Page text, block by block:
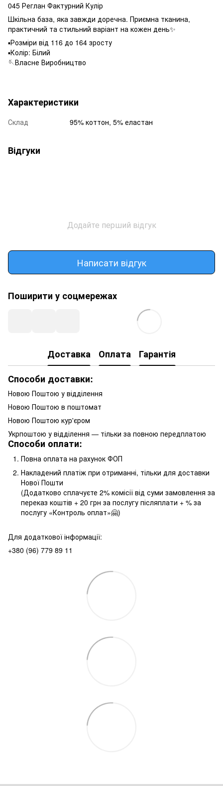
045 Реглан Фактурний Кулір
Шкільна база, яка завжди доречна. Приємна тканина,
практичний та стильний варіант на кожен день✨
▪️Розміри від 116 до 164 зросту
▪️Колір: Білий
🪡Власне Виробництво
Характеристики
Склад 95% коттон, 5% еластан
Відгуки
Додайте перший відгук
Написати відгук
Поширити у соцмережах
Доставка Оплата
Гарантія
Способи доставки:
Новою Поштою у відділення
Новою Поштою в поштомат
Новою Поштою кур'єром
Укрпоштою у відділення — тільки за повною передплатою
Способи оплати:
Повна оплата на рахунок ФОП
Накладений платіж при отриманні, тільки для доставки
Нової Пошти
(Додатково сплачуєте 2% комісії від суми замовлення за
переказ коштів + 20 грн за послугу післяплати + % за
послугу «Контроль оплат»🤗)
Для додаткової інформації:
+380 (96) 779 89 11